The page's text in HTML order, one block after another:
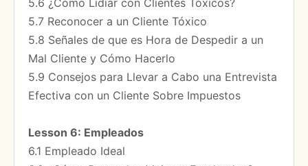
5.7 Reconocer a un Cliente Tóxico
5.8 Señales de que es Hora de Despedir a un
Mal Cliente y Cómo Hacerlo
5.9 Consejos para Llevar a Cabo una Entrevista
Efectiva con un Cliente Sobre Impuestos
Lesson 6: Empleados
6.1 Empleado Ideal